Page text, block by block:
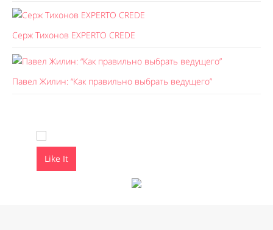
Серж Тихонов EXPERTO CREDE
Павел Жилин: “Как правильно выбрать ведущего”
Like It